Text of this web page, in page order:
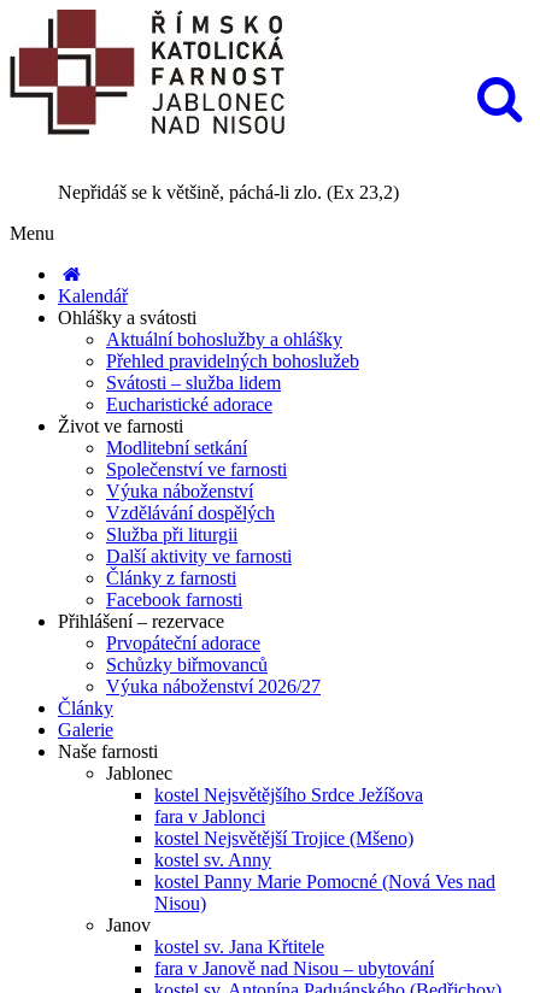
Nepřidáš se k většině, páchá-li zlo. (Ex 23,2)
Menu
Kalendář
Ohlášky a svátosti
Aktuální bohoslužby a ohlášky
Přehled pravidelných bohoslužeb
Svátosti – služba lidem
Eucharistické adorace
Život ve farnosti
Modlitební setkání
Společenství ve farnosti
Výuka náboženství
Vzdělávání dospělých
Služba při liturgii
Další aktivity ve farnosti
Články z farnosti
Facebook farnosti
Přihlášení – rezervace
Prvopáteční adorace
Schůzky biřmovanců
Výuka náboženství 2026/27
Články
Galerie
Naše farnosti
Jablonec
kostel Nejsvětějšího Srdce Ježíšova
fara v Jablonci
kostel Nejsvětější Trojice (Mšeno)
kostel sv. Anny
kostel Panny Marie Pomocné (Nová Ves nad
Nisou)
Janov
kostel sv. Jana Křtitele
fara v Janově nad Nisou – ubytování